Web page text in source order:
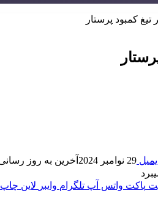
کمبود پرستار
29 نوامبر 2024
آخرین به روز رسانی: 29 نوامبر
پاکت واتس آپ تلگرام وایبر لاین چاپ